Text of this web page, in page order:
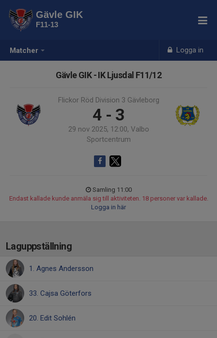
Matcher Logga in
Gävle GIK
F11-13
Gävle GIK - IK Ljusdal F11/12
Flickor Röd Division 3 Gävleborg
4 - 3
29 nov 2025, 12:00, Valbo
Sportcentrum
Samling 11:00
Endast kallade kunde anmäla sig till aktiviteten. 18 personer var kallade.
Logga in här
Laguppställning
1. Agnes Andersson
33. Cajsa Göterfors
20. Edit Sohlén